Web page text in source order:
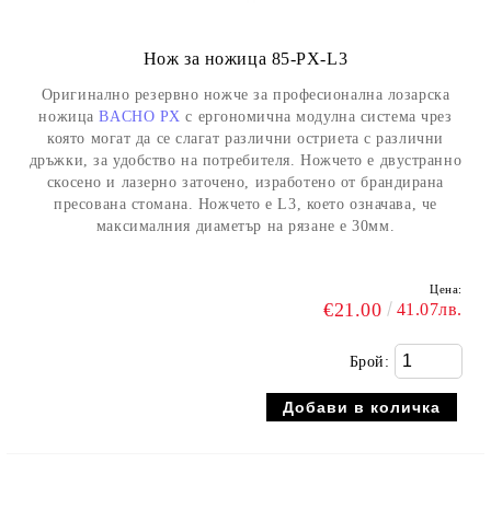
Нож за ножица 85-PX-L3
Оригинално резервно ножче за професионална лозарска
ножицаBACHO PX с ергономична модулна система чрез
която могат да се слагат различни остриета с различни
дръжки, за удобство на потребителя. Ножчето е двустранно
скосено и лазерно заточено, изработено от брандирана
пресована стомана. Ножчето е L3, което означава, че
максималния диаметър на рязане е 30мм.
Цена:
€21.00 41.07лв.
Брой: